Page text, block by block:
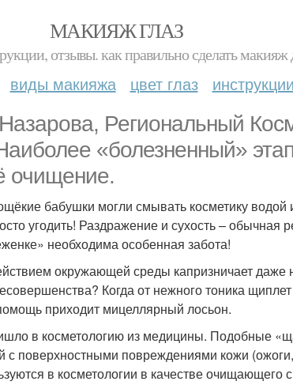
МАКИЯЖ ГЛАЗ
отзывы. как правильно сделать макияж
виды макияжа цвет глаз
Региональный
«болезненный»
очищение.
бабушки могли смывать косметику
угодить! Раздражение и сухость –
необходима особенная забота!
окружающей среды капризничает
Когда от нежного тоника
приходит мицеллярный лосьон.
в косметологию из медицины. Подобные
с поверхностными повреждениями кожи
в косметологии в качестве очищающего